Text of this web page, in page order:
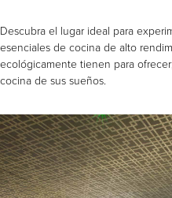
Descubra el lugar ideal para
esenciales de cocina de alto
ecológicamente tienen para
cocina de sus sueños.